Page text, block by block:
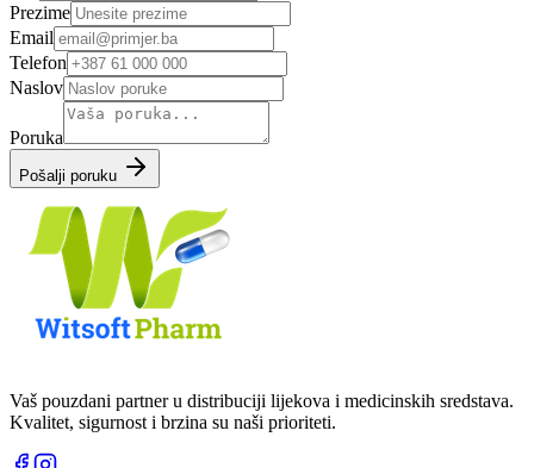
Prezime
Email
Telefon
Naslov
Poruka
Pošalji poruku
Vaš pouzdani partner u distribuciji lijekova i medicinskih sredstava.
Kvalitet, sigurnost i brzina su naši prioriteti.